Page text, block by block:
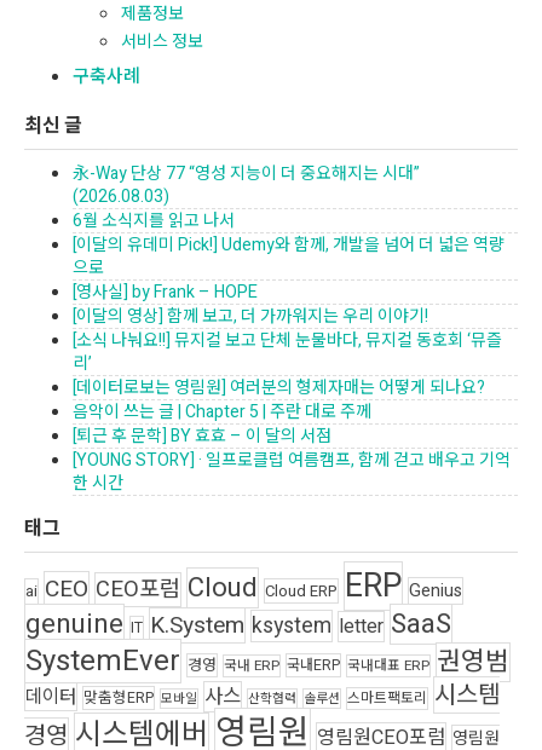
제품정보
서비스 정보
구축사례
최신 글
永-Way 단상 77 “영성 지능이 더 중요해지는 시대”
(2026.08.03)
6월 소식지를 읽고 나서
[이달의 유데미 Pick!] Udemy와 함께, 개발을 넘어 더 넓은 역량
으로
[영사실] by Frank – HOPE
[이달의 영상] 함께 보고, 더 가까워지는 우리 이야기!
[소식 나눠요!!] 뮤지컬 보고 단체 눈물바다, 뮤지컬 동호회 ‘뮤즐
리’
[데이터로보는 영림원] 여러분의 형제자매는 어떻게 되나요?
음악이 쓰는 글 | Chapter 5 | 주란 대로 주께
[퇴근 후 문학] BY 효효 – 이 달의 서점
[YOUNG STORY] · 일프로클럽 여름캠프, 함께 걷고 배우고 기억
한 시간
태그
ai CEO CEO포럼 Cloud Cloud ERP ERP Genius
genuine IT K.System ksystem letter SaaS
SystemEver 경영 국내 ERP 국내ERP 국내대표 ERP 권영범
데이터 맞춤형ERP 모바일 사스 산학협력 솔루션 스마트팩토리 시스템
경영 시스템에버 영림원 영림원CEO포럼 영림원